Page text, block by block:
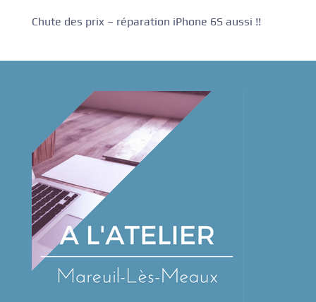
Chute des prix – réparation iPhone 6S aussi !!